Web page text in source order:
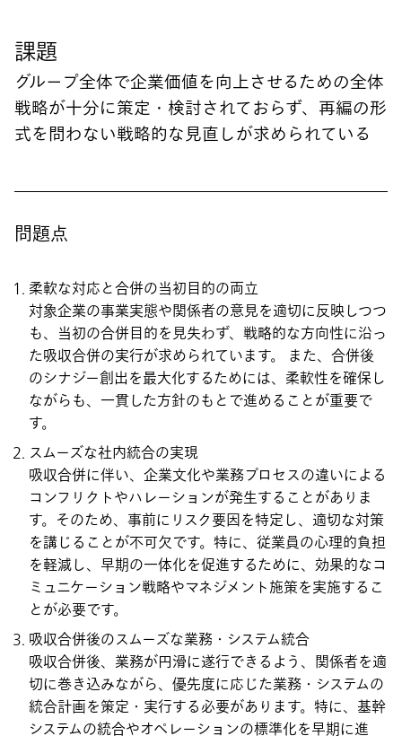
課題
グループ全体で企業価値を向上させるための全体
戦略が十分に策定・検討されておらず、再編の形
式を問わない戦略的な見直しが求められている
問題点
柔軟な対応と合併の当初目的の両立
対象企業の事業実態や関係者の意見を適切に反映しつつ
も、当初の合併目的を見失わず、戦略的な方向性に沿っ
た吸収合併の実行が求められています。 また、合併後
のシナジー創出を最大化するためには、柔軟性を確保し
ながらも、一貫した方針のもとで進めることが重要で
す。
スムーズな社内統合の実現
吸収合併に伴い、企業文化や業務プロセスの違いによる
コンフリクトやハレーションが発生することがありま
す。そのため、事前にリスク要因を特定し、適切な対策
を講じることが不可欠です。特に、従業員の心理的負担
を軽減し、早期の一体化を促進するために、効果的なコ
ミュニケーション戦略やマネジメント施策を実施するこ
とが必要です。
吸収合併後のスムーズな業務・システム統合
吸収合併後、業務が円滑に遂行できるよう、関係者を適
切に巻き込みながら、優先度に応じた業務・システムの
統合計画を策定・実行する必要があります。特に、基幹
システムの統合やオペレーションの標準化を早期に進